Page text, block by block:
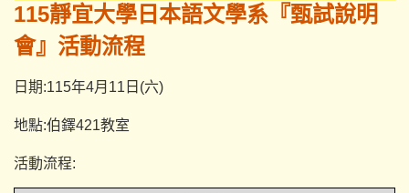
115靜宜大學日本語文學系 『甄試說明
會』活動流程
日期:115年4月11日(六)
地點:伯鐸421教室
活動流程: